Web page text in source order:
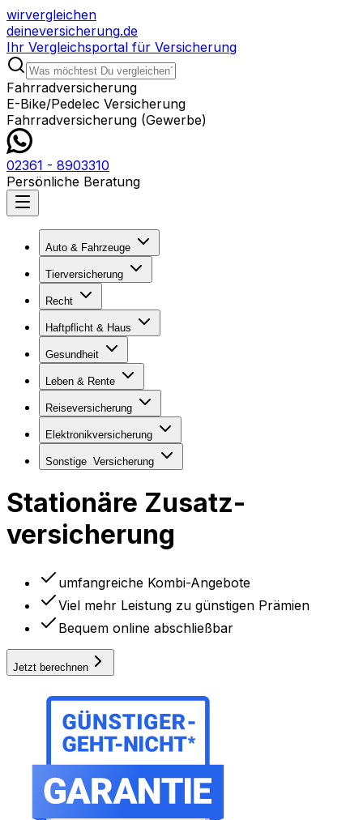
wirvergleichen
deineversicherung.de
Ihr Vergleichsportal für Versicherung
Fahrradversicherung
E-Bike/Pedelec Versicherung
Fahrradversicherung (Gewerbe)
02361 - 8903310
Persönliche Beratung
Auto & Fahrzeuge
Tierversicherung
Recht
Haftpflicht & Haus
Gesundheit
Leben & Rente
Reiseversicherung
Elektronikversicherung
Sonstige Versicherung
Stationäre Zusatz­
versicherung
umfangreiche Kombi-Angebote
Viel mehr Leistung zu günstigen Prämien
Bequem online abschließbar
Jetzt berechnen